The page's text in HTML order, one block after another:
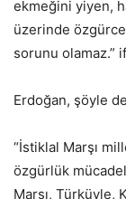
ekmeğini yiyen,
üzerinde
sorunu olamaz.”
Erdoğan, şöyle
“İstiklal Marşı
özgürlük
Marşı, Türküyle,